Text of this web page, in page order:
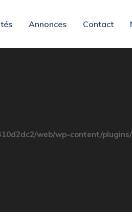
Annonces Contact
web/wp-content/